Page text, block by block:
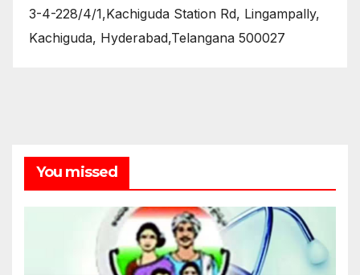
3-4-228/4/1,Kachiguda Station Rd, Lingampally,
Kachiguda, Hyderabad,Telangana 500027
You missed